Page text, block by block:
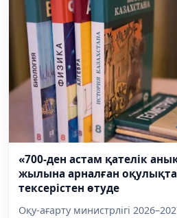
«700-ден астам қателік
жылына арналған
тексерістен өтуде
Оқу-ағарту министрлігі